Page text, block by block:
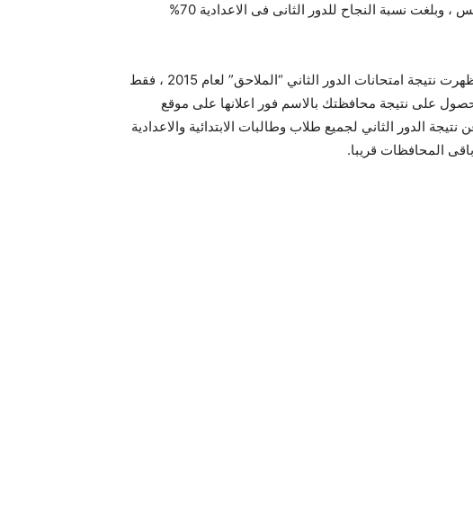
تم اعتماد نتيجة الشهادة الاعدادية والابتدائية بالسويس ، وبلغت نسبة النجاح للدور الثانى فى الاعدادية 70%
، وهل ظهرت نتيجة امتحانات الدور الثاني “الملاحق” لعام 2015 ، فقط
على نتيجة محافظتك بالاسم فور اعلانها على موقع
الثاني 2015 , الاستعلام عن نتيجة الدور الثاني لجميع طلاب وطالبات الابتدائية والاعدادية
المحافظات قريبا.